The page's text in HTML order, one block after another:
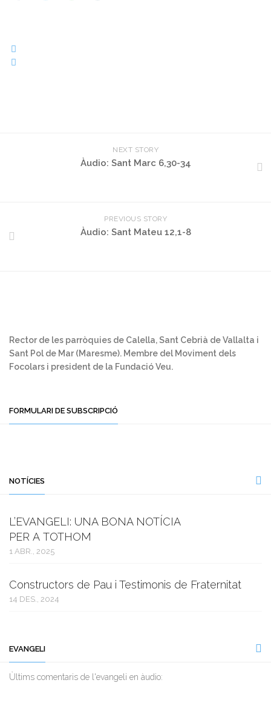
NEXT STORY
Àudio: Sant Marc 6,30-34
PREVIOUS STORY
Àudio: Sant Mateu 12,1-8
Rector de les parròquies de Calella, Sant Cebrià de Vallalta i
Sant Pol de Mar (Maresme). Membre del Moviment dels
Focolars i president de la Fundació Veu.
FORMULARI DE SUBSCRIPCIÓ
NOTÍCIES
L’EVANGELI: UNA BONA NOTÍCIA
PER A TOTHOM
1 ABR., 2025
Constructors de Pau i Testimonis de Fraternitat
14 DES., 2024
EVANGELI
Ùltims comentaris de l'evangeli en àudio: